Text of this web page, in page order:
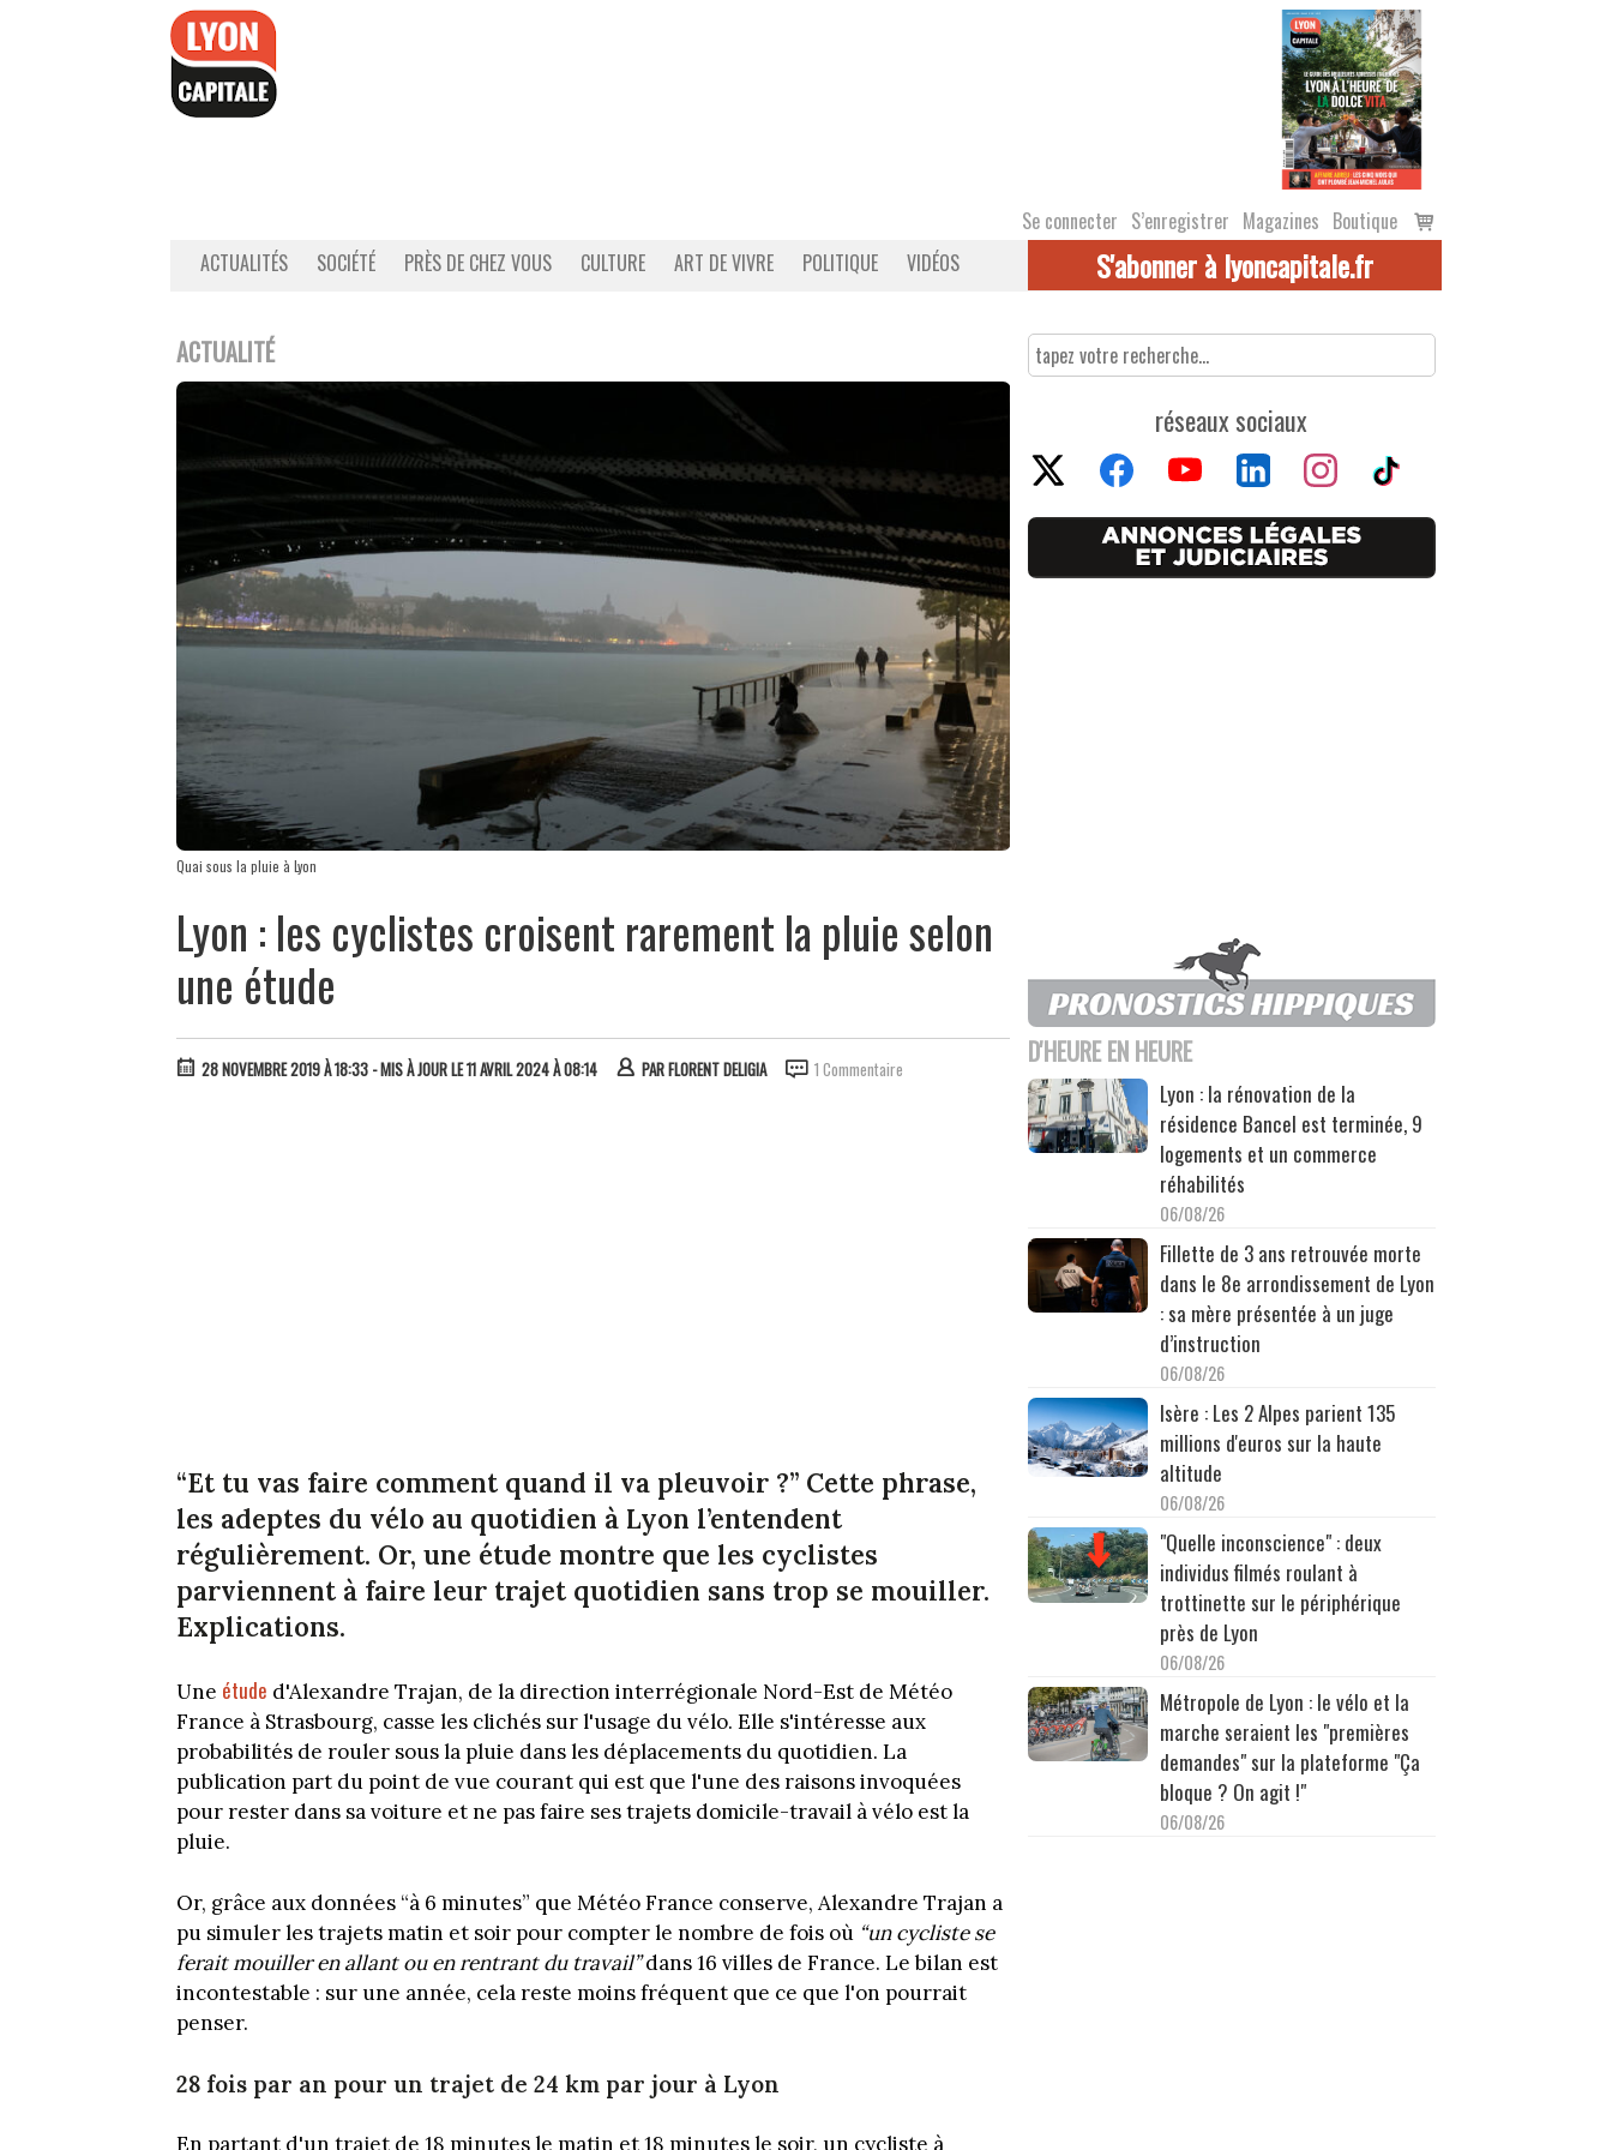
Se connecter S’enregistrer Magazines Boutique
Voir
le
ACTUALITÉS SOCIÉTÉ PRÈS DE CHEZ VOUS CULTURE ART DE VIVRE POLITIQUE VIDÉOS S'abonner à lyoncapitale.fr
ACTUALITÉ
Quai sous la pluie à Lyon
Lyon : les cyclistes croisent rarement la pluie selon
une étude
28 NOVEMBRE 2019 À 18:33 - MIS À JOUR LE 11 AVRIL 2024 À 08:14 PARFLORENT DELIGIA 1 Commentaire
“Et tu vas faire comment quand il va pleuvoir ?” Cette phrase,
les adeptes du vélo au quotidien à Lyon l’entendent
régulièrement. Or, une étude montre que les cyclistes
parviennent à faire leur trajet quotidien sans trop se mouiller.
Explications.
Une étude d'Alexandre Trajan, de la direction interrégionale Nord-Est de Météo
France à Strasbourg, casse les clichés sur l'usage du vélo. Elle s'intéresse aux
probabilités de rouler sous la pluie dans les déplacements du quotidien. La
publication part du point de vue courant qui est que l'une des raisons invoquées
pour rester dans sa voiture et ne pas faire ses trajets domicile-travail à vélo est la
pluie.
Or, grâce aux données “à 6 minutes” que Météo France conserve, Alexandre Trajan a
pu simuler les trajets matin et soir pour compter le nombre de fois où “un cycliste se
ferait mouiller en allant ou en rentrant du travail”dans 16 villes de France. Le bilan est
incontestable : sur une année, cela reste moins fréquent que ce que l'on pourrait
penser.
28 fois par an pour un trajet de 24 km par jour à Lyon
En partant d'un trajet de 18 minutes le matin et 18 minutes le soir, un cycliste à
réseaux sociaux
D'HEURE EN HEURE
Lyon : la rénovation de la
résidence Bancel est terminée, 9
logements et un commerce
réhabilités
06/08/26
Fillette de 3 ans retrouvée morte
dans le 8e arrondissement de Lyon
: sa mère présentée à un juge
d’instruction
06/08/26
Isère : Les 2 Alpes parient 135
millions d'euros sur la haute
altitude
06/08/26
"Quelle inconscience" : deux
individus filmés roulant à
trottinette sur le périphérique
près de Lyon
06/08/26
Métropole de Lyon : le vélo et la
marche seraient les "premières
demandes" sur la plateforme "Ça
bloque ? On agit !"
06/08/26